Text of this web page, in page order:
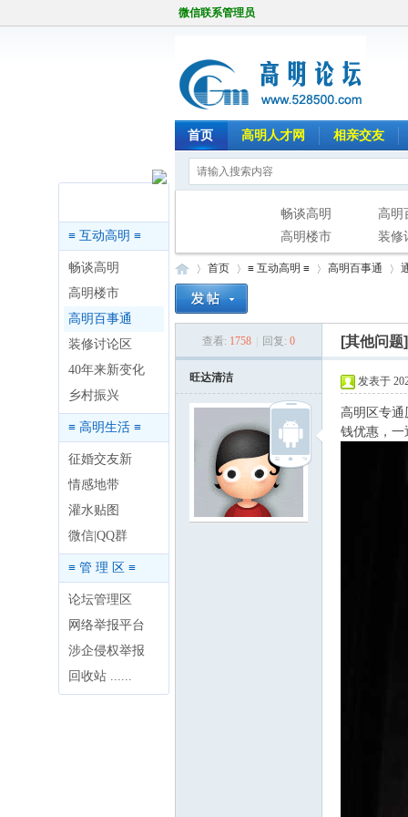
微信联系管理员
首页 高明人才网 相亲交友
畅谈高明
高明
高明楼市
装修
≡ 互动高明 ≡
畅谈高明
高明楼市
高明百事通
装修讨论区
40年来新变化
乡村振兴
≡ 高明生活 ≡
征婚交友新
情感地带
灌水贴图
微信|QQ群
≡ 管 理 区 ≡
论坛管理区
网络举报平台
涉企侵权举报
回收站 ......
首页
›
≡ 互动高明 ≡ 高明百事通
›
查看: 1758 回复: 0 [其他问
旺达清洁 发表于
高明区专
钱优惠，一